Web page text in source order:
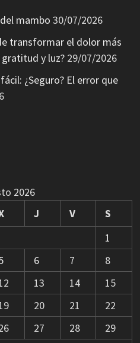
mambo 30/07/2026
transformar el dolor más
y luz? 29/07/2026
¿Seguro? El error que
2026
J V
S
1
6 7
8
13 14
15
20 21
22
27 28
29